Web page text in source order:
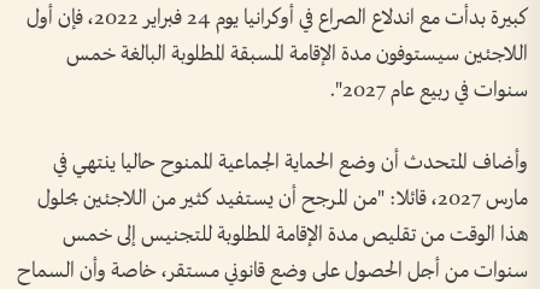
كبيرة بدأت مع اندلاع الصراع في أوكرانيا يوم 24 فبراير 2022، فإن أول
اللاجئين سيستوفون مدة الإقامة المسبقة المطلوبة البالغة خمس
سنوات في ربيع عام 2027".
وأضاف المتحدث أن وضع الحماية الجماعية الممنوح حاليا ينتهي في
مارس 2027، قائلا: "من المرجح أن يستفيد كثير من اللاجئين بحلول
هذا الوقت من تقليص مدة الإقامة المطلوبة للتجنيس إلى خمس
سنوات من أجل الحصول على وضع قانوني مستقر، خاصة وأن السماح